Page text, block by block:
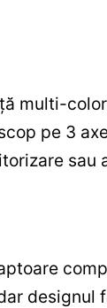
multi-
pe 3
sau
designul